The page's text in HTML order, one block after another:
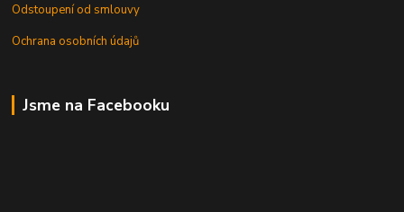
Odstoupení od smlouvy
Ochrana osobních údajů
Jsme na Facebooku